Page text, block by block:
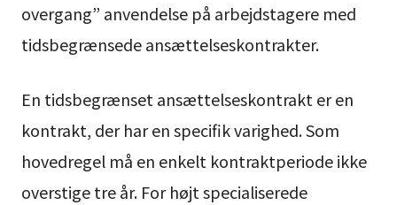
overgang” anvendelse på arbejdstagere med
tidsbegrænsede ansættelseskontrakter.
En tidsbegrænset ansættelseskontrakt er en
kontrakt, der har en specifik varighed. Som
hovedregel må en enkelt kontraktperiode ikke
overstige tre år. For højt specialiserede